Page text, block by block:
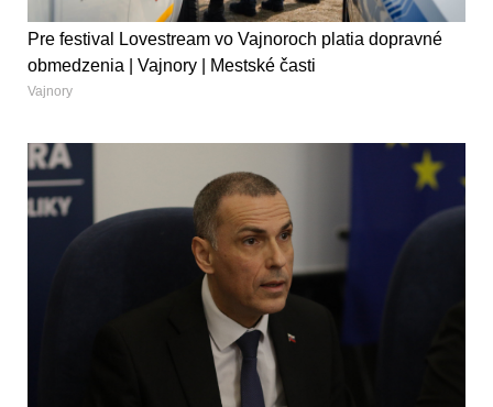
Pre festival Lovestream vo Vajnoroch platia dopravné
obmedzenia | Vajnory | Mestské časti
Vajnory